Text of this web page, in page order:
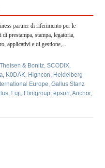
E
partner di riferimento per le
prestampa, stampa, legatoria,
applicativi e di gestione,...
Theisen & Bonitz, SCODIX,
K0DAK Highcon Heidelberg
Europe Gallus Stanz
, Fuji Flintgroup, epson Anchor,